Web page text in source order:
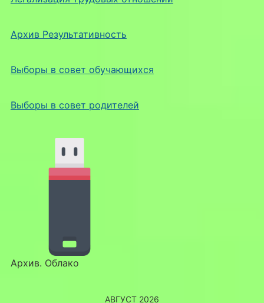
Архив Результативность
Выборы в совет обучающихся
Выборы в совет родителей
Архив. Облако
АВГУСТ 2026